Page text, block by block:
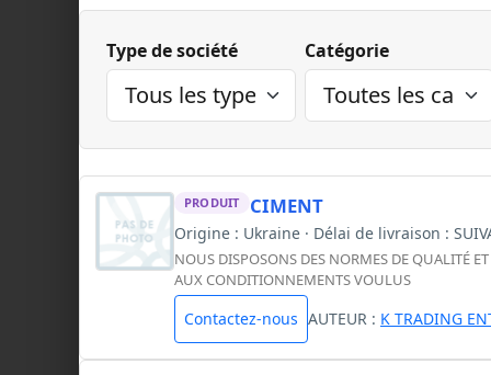
Type de société Catégorie
PRODUIT CIMENT
Origine : Ukraine · Délai de livraison :
NOUS DISPOSONS DES NORMES DE QUALITÉ
AUX CONDITIONNEMENTS VOULUS
Contactez-nous AUTEUR : K TRADING